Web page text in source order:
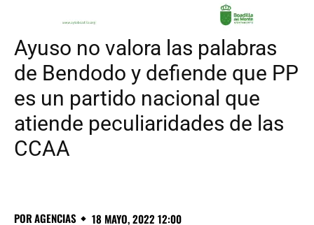
Ayuso no valora las palabras
de Bendodo y defiende que PP
es un partido nacional que
atiende peculiaridades de las
CCAA
PORAGENCIAS 18 MAYO, 2022 12:00